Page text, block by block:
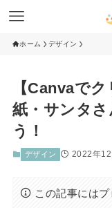
ホーム デザイン
【Canvaで
紙・サンタ
う！
デザイン 2022年12
この記事には